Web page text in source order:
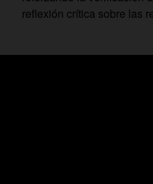
reflexión crítica sobre las